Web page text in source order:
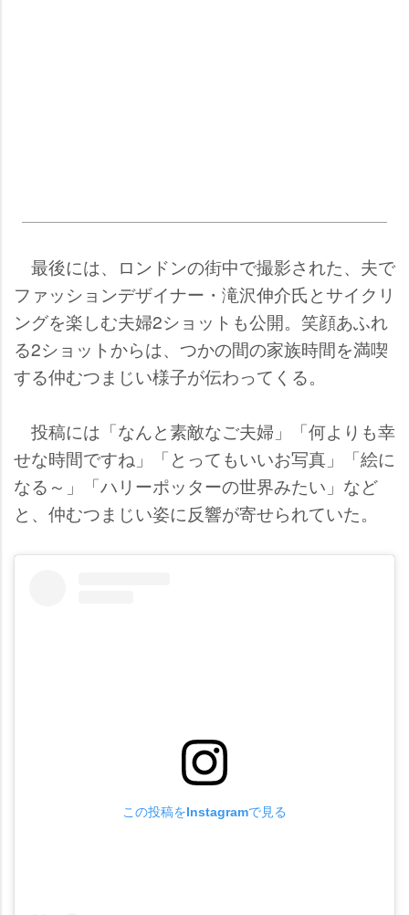
最後には、ロンドンの街中で撮影された、夫で
ファッションデザイナー・滝沢伸介氏とサイクリ
ングを楽しむ夫婦2ショットも公開。笑顔あふれ
る2ショットからは、つかの間の家族時間を満喫
する仲むつまじい様子が伝わってくる。
投稿には「なんと素敵なご夫婦」「何よりも幸
せな時間ですね」「とってもいいお写真」「絵に
なる～」「ハリーポッターの世界みたい」など
と、仲むつまじい姿に反響が寄せられていた。
この投稿をInstagramで見る